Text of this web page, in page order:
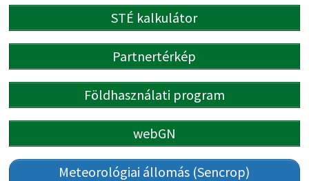
STÉ kalkulátor
Partnertérkép
Földhasználati program
webGN
Meteorológiai állomás (Sencrop)